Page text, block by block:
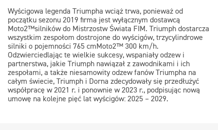
Wyścigowa legenda Triumpha wciąż trwa, ponieważ od
początku sezonu 2019 firma jest wyłącznym dostawcą
Moto2™silników do Mistrzostw Świata FIM. Triumph dostarcza
wszystkim zespołom dostrojone do wyścigów, trzycylindrowe
silniki o pojemności 765 cmMoto2™ 300 km/h.
Odzwierciedlając te wielkie sukcesy, wspaniały odzew i
partnerstwa, jakie Triumph nawiązał z zawodnikami i ich
zespołami, a także niesamowity odzew fanów Triumpha na
całym świecie, Triumph i Dorna zdecydowały się przedłużyć
współpracę w 2021 r. i ponownie w 2023 r., podpisując nową
umowę na kolejne pięć lat wyścigów: 2025 – 2029.